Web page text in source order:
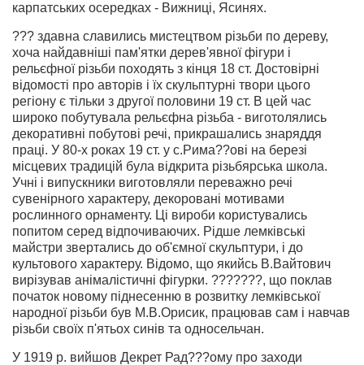
карпатських осередках - Вижниці, Ясинях.
??? здавна славились мистецтвом різьби по дереву,
хоча найдавніші пам'ятки дерев'явної фігури і
рельєфної різьби походять з кінця 18 ст. Достовірні
відомості про авторів і їх скульптурні твори цього
регіону є тільки з другої половини 19 ст. В цей час
широко побутувала рельєфна різьба - виготолялись
декоративні побутові речі, прикрашались знаряддя
праці. У 80-х роках 19 ст. у с.Рима??ові на березі
місцевих традицій була відкрита різьбярська школа.
Учні і випускники виготовляли переважно речі
сувенірного характеру, декоровані мотивами
рослинного орнаменту. Ці вироби користувались
попитом серед відпочиваючих. Рідше лемківські
майстри звертались до об'ємної скульптури, і до
культового характеру. Відомо, що якийсь В.Вайтович
вирізував анімалістичні фігурки. ???????, що поклав
початок новому піднесенню в розвитку лемківської
народної різьби був М.В.Орисик, працював сам і навчав
різьби своїх п'ятьох синів та односельчан.
У 1919 р. вийшов Декрет Рад???ому про заходи